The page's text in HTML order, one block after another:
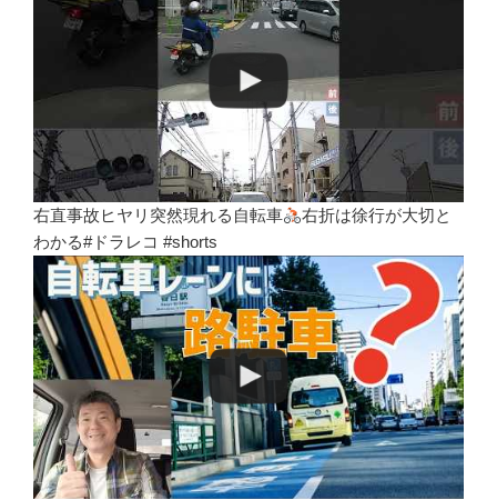
右直事故ヒヤリ突然現れる自転車
右折は徐行が大切と
わかる#ドラレコ #shorts